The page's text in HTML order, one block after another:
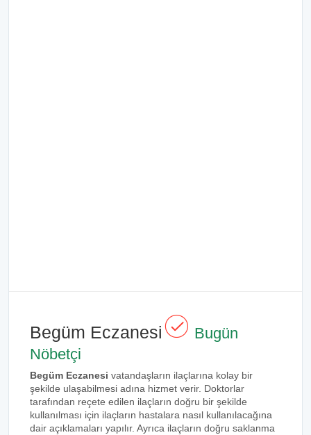
Begüm Eczanesi
Bugün
Nöbetçi
Begüm Eczanesi vatandaşların ilaçlarına kolay bir
şekilde ulaşabilmesi adına hizmet verir. Doktorlar
tarafından reçete edilen ilaçların doğru bir şekilde
kullanılması için ilaçların hastalara nasıl kullanılacağına
dair açıklamaları yapılır. Ayrıca ilaçların doğru saklanma